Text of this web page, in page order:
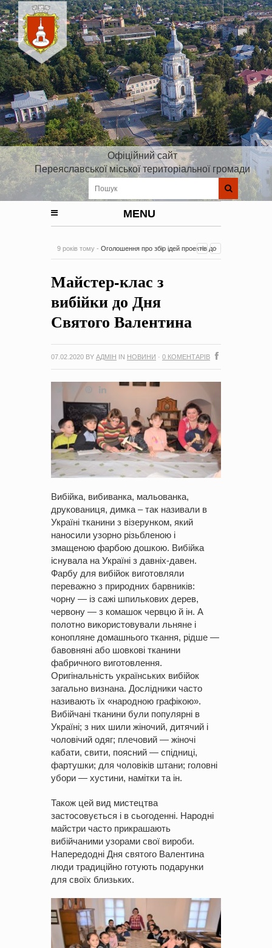
Офіційний сайт
Переяславської міської територіальної громади
MENU
9 років тому - Оголошення про збір ідей проектів до
на період 2018 – 2020 роки Оголошення про збір ідей
0 Коментарів
Майстер-клас з
вибійки до Дня
Святого Валентина
07.02.2020 BY АДМІН IN НОВИНИ · 0 КОМЕНТАРІВ
Вибійка, вибиванка, мальованка,
друкованиця, димка – так називали в
Україні тканини з візерунком, який
наносили узорно різьбленою і
змащеною фарбою дошкою. Вибійка
існувала на Україні з давніх-давен.
Фарбу для вибійок виготовляли
переважно з природних барвників:
чорну — із сажі шпилькових дерев,
червону — з комашок червцю й ін. А
полотно використовували льняне і
конопляне домашнього ткання, рідше —
бавовняні або шовкові тканини
фабричного виготовлення.
Оригінальність українських вибійок
загально визнана. Дослідники часто
називають їх «народною графікою».
Вибійчані тканини були популярні в
Україні; з них шили жіночий, дитячий і
чоловічий одяг; плечовий — жіночі
кабати, свити, поясний — спідниці,
фартушки; для чоловіків штани; головні
убори — хустини, намітки та ін.
Також цей вид мистецтва
застосовується і в сьогоденні. Народні
майстри часто прикрашають
вибійчаними узорами свої вироби.
Напередодні Дня святого Валентина
люди традиційно готують подарунки
для своїх близьких.